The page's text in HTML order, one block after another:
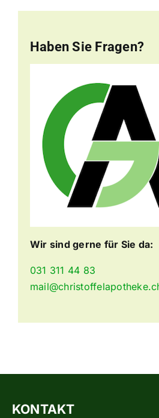
Haben Sie Fragen?
Wir sind gerne für Sie da:
031 311 44 83
KONTAKT